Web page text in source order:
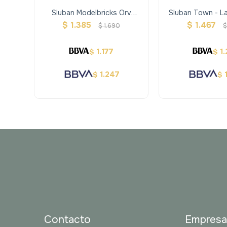
Sluban Modelbricks Orv
Tanque 302 Pcs
$ 1.385 $1.690
$ 1.177
$ 1.247
Sluban Town -
Autos
$ 1.467 $
$
$
Contacto Empresa